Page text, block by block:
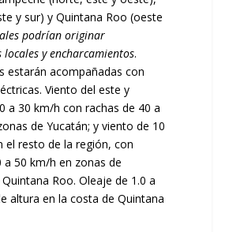
y sur) y Quintana Roo (oeste
podrían originar
locales y encharcamientos.
estarán acompañadas con
Viento del este y
a 30 km/h con rachas de 40 a
de Yucatán; y viento de 10
el resto de la región, con
a 50 km/h en zonas de
Roo. Oleaje de 1.0 a
altura en la costa de Quintana